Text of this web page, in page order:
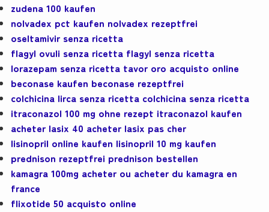
zudena 100 kaufen
nolvadex pct kaufen nolvadex rezeptfrei
oseltamivir senza ricetta
flagyl ovuli senza ricetta flagyl senza ricetta
lorazepam senza ricetta tavor oro acquisto online
beconase kaufen beconase rezeptfrei
colchicina lirca senza ricetta colchicina senza ricetta
itraconazol 100 mg ohne rezept itraconazol kaufen
acheter lasix 40 acheter lasix pas cher
lisinopril online kaufen lisinopril 10 mg kaufen
prednison rezeptfrei prednison bestellen
kamagra 100mg acheter ou acheter du kamagra en
france
flixotide 50 acquisto online